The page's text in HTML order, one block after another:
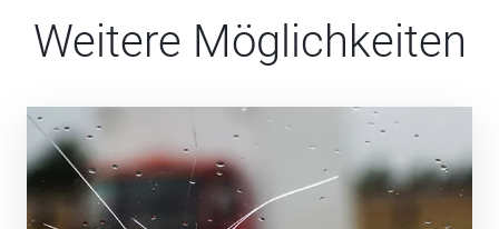
Weitere Möglichkeiten